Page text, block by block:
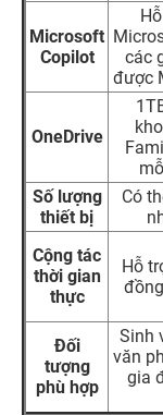
Microsoft
Copilot
các
được
OneDrive
Số lượng
thiết bị
Có
Cộng tác
thời gian
thực
Hỗ
Đối
tượng
phù hợp
Sinh
văn
gia